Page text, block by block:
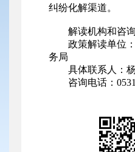
纠纷化解渠道。
解读机构和咨
政策解读单位
务局
具体联系人：
咨询电话：